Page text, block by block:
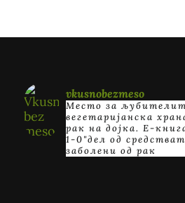
vkusnobezmeso
Место за
вегетаријанска
рак на дојка. E-
1-0"дел од
заболени од рак